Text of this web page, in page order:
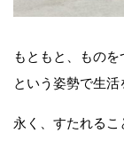
もともと、ものを
という姿勢で生活
永く、すたれる